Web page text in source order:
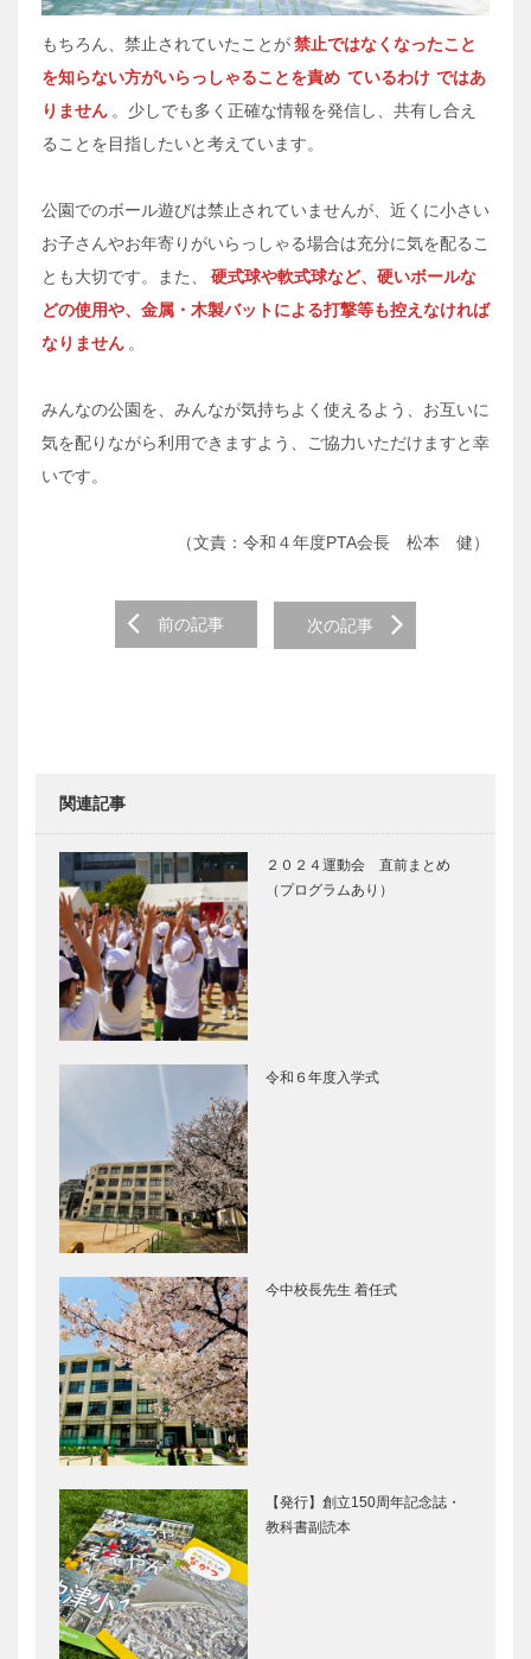
もちろん、禁止されていたことが禁止ではなくなったこと
を知らない方がいらっしゃることを責め ているわけ ではあ
りません 。少しでも多く正確な情報を発信し、共有し合え
ることを目指したいと考えています。
公園でのボール遊びは禁止されていませんが、近くに小さい
お子さんやお年寄りがいらっしゃる場合は充分に気を配るこ
とも大切です。また、
硬式球や軟式球など、硬いボールな
どの使用や、金属・木製バットによる打撃等も控えなければ
なりません 。
みんなの公園を、みんなが気持ちよく使えるよう、お互いに
気を配りながら利用できますよう、ご協力いただけますと幸
いです。
（文責：令和４年度PTA会長 松本 健）
navigation
前の記事 次の記事
関連記事
２０２４運動会 直前まとめ
（プログラムあり）
令和６年度入学式
今中校長先生 着任式
【発行】創立150周年記念誌・
教科書副読本